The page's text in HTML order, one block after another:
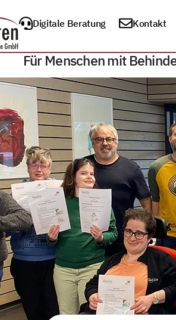
Digitale Beratung Kontakt
Für Menschen mit